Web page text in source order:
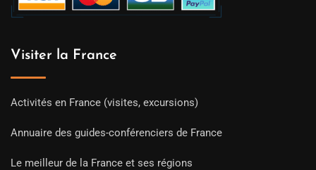
Visiter la France
Activités en France (visites, excursions)
Annuaire des guides-conférenciers de France
Le meilleur de la France et ses régions